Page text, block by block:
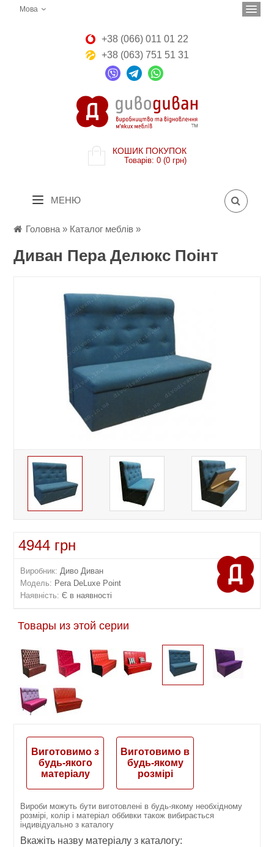
Мова
+38 (066) 011 01 22
+38 (063) 751 51 31
КОШИК ПОКУПОК
Товарів: 0 (0 грн)
МЕНЮ
Головна» Каталог меблів »
Диван Пера Делюкс Поінт
4944 грн
Виробник: Диво Диван
Модель: Pera DeLuxe Point
Наявність: Є в наявності
Товары из этой серии
Виготовимо з
будь-якого
матеріалу
Виготовимо в
будь-якому
розмірі
Вироби можуть бути виготовлені в будь-якому необхідному
розмірі, колір і матеріал оббивки також вибирається
індивідуально з каталогу
Вкажіть назву матеріалу з каталогу: